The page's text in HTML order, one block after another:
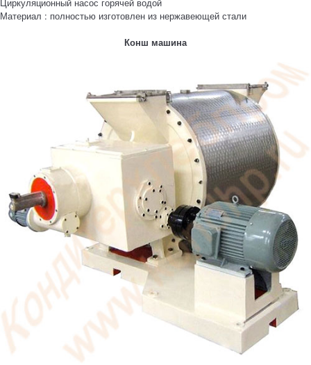
Материал : полностью изготовлен из нержавеющей стали
Конш машина